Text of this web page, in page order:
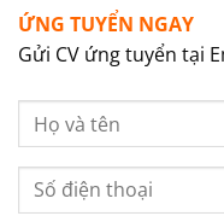
ỨNG TUYỂN NGAY
Gửi CV ứng tuyển tại